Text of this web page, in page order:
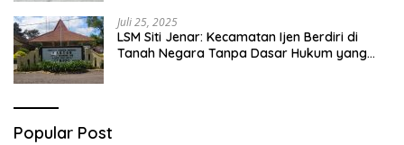
Juli 25, 2025
LSM Siti Jenar: Kecamatan Ijen Berdiri di
Tanah Negara Tanpa Dasar Hukum yang
Popular Post